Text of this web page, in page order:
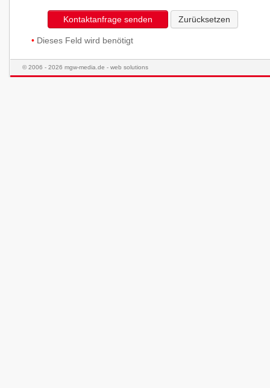
Kontaktanfrage senden Zurücksetzen
• Dieses Feld wird benötigt
© 2006 - 2026 mgw-media.de - web solutions